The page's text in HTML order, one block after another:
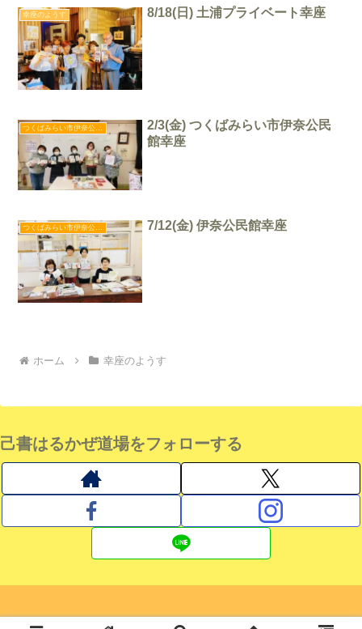
幸座のようす 8/18(日) 土浦プライベート幸座
2/3(金) つくばみらい市伊奈公民
館幸座
つくばみらい市伊奈公民館幸座 7/12(金) 伊奈公民館幸座
ホーム 幸座のようす
己書はるかぜ道場をフォローする